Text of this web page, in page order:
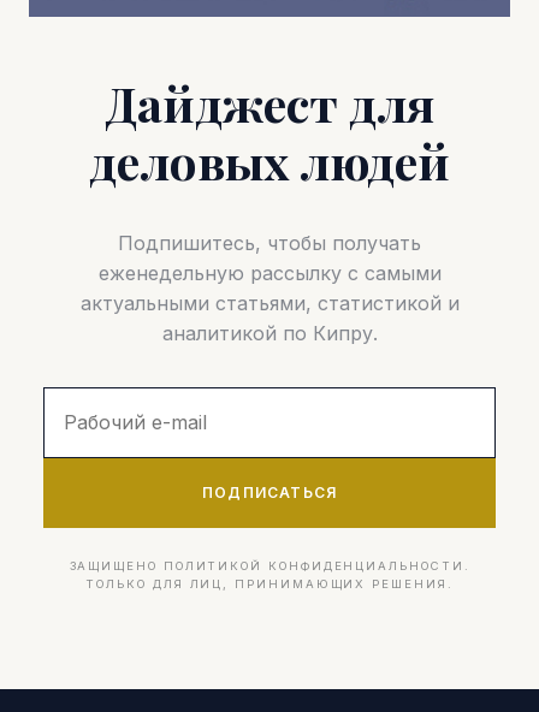
Дайджест для
деловых людей
Подпишитесь, чтобы получать
еженедельную рассылку с самыми
актуальными статьями, статистикой и
аналитикой по Кипру.
ПОДПИСАТЬСЯ
ЗАЩИЩЕНО ПОЛИТИКОЙ КОНФИДЕНЦИАЛЬНОСТИ.
ТОЛЬКО ДЛЯ ЛИЦ, ПРИНИМАЮЩИХ РЕШЕНИЯ.